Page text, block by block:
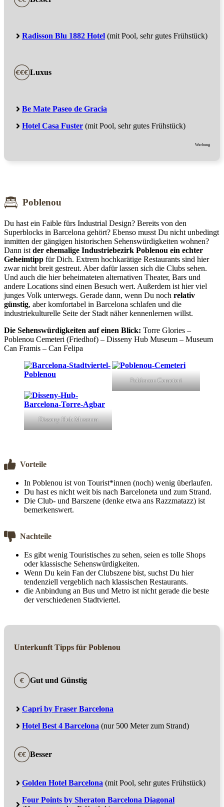
Radisson Blu 1882 Hotel (mit Pool, sehr gutes Frühstück)
Luxus
Be Mate Paseo de Gracia
Hotel Casa Fuster (mit Pool, sehr gutes Frühstück)
Werbung
Poblenou
Du hast ein Faible fürs Industrial Design? Bereits von den
Superblocks in Barcelona gehört? Ebenso musst Du nicht unbedingt
inmitten der gängigen historischen Sehenswürdigkeiten wohnen?
Dann ist der ehemalige Industriebezirk Poblenou ein echter
Geheimtipp für Dich. Extrem hochkarätige Restaurants sind hier
zwar nicht breit gestreut. Aber dafür lassen sich die Clubs sehen.
Und auch die hier beheimateten alternativen Theater, Bars und
andere Locations sind einen Besuch wert. Außerdem ist hier viel
junges Volk unterwegs. Gerade dann, wenn Du noch relativ
günstig, aber komfortabel in Barcelona schlafen und die
industriekulturelle Seite der Stadt näher kennenlernen willst.
Die Sehenswürdigkeiten auf einen Blick: Torre Glories –
Poblenou Cemeteri (Friedhof) – Disseny Hub Museum – Museum
Can Framis – Can Felipa
Poblenou Cemeteri
Disseny Hub Museum
Vorteile
In Poblenou ist von Tourist*innen (noch) wenig überlaufen.
Du hast es nicht weit bis nach Barceloneta und zum Strand.
Die Club- und Barszene (denke etwa ans Razzmatazz) ist
bemerkenswert.
Nachteile
Es gibt wenig Touristisches zu sehen, seien es tolle Shops
oder klassische Sehenswürdigkeiten.
Wenn Du kein Fan der Clubszene bist, suchst Du hier
tendenziell vergeblich nach klassischen Restaurants.
die Anbindung an Bus und Metro ist nicht gerade die beste
der verschiedenen Stadtviertel.
Unterkunft Tipps für Poblenou
Gut und Günstig
Capri by Fraser Barcelona
Hotel Best 4 Barcelona (nur 500 Meter zum Strand)
Besser
Golden Hotel Barcelona (mit Pool, sehr gutes Frühstück)
Four Points by Sheraton Barcelona Diagonal